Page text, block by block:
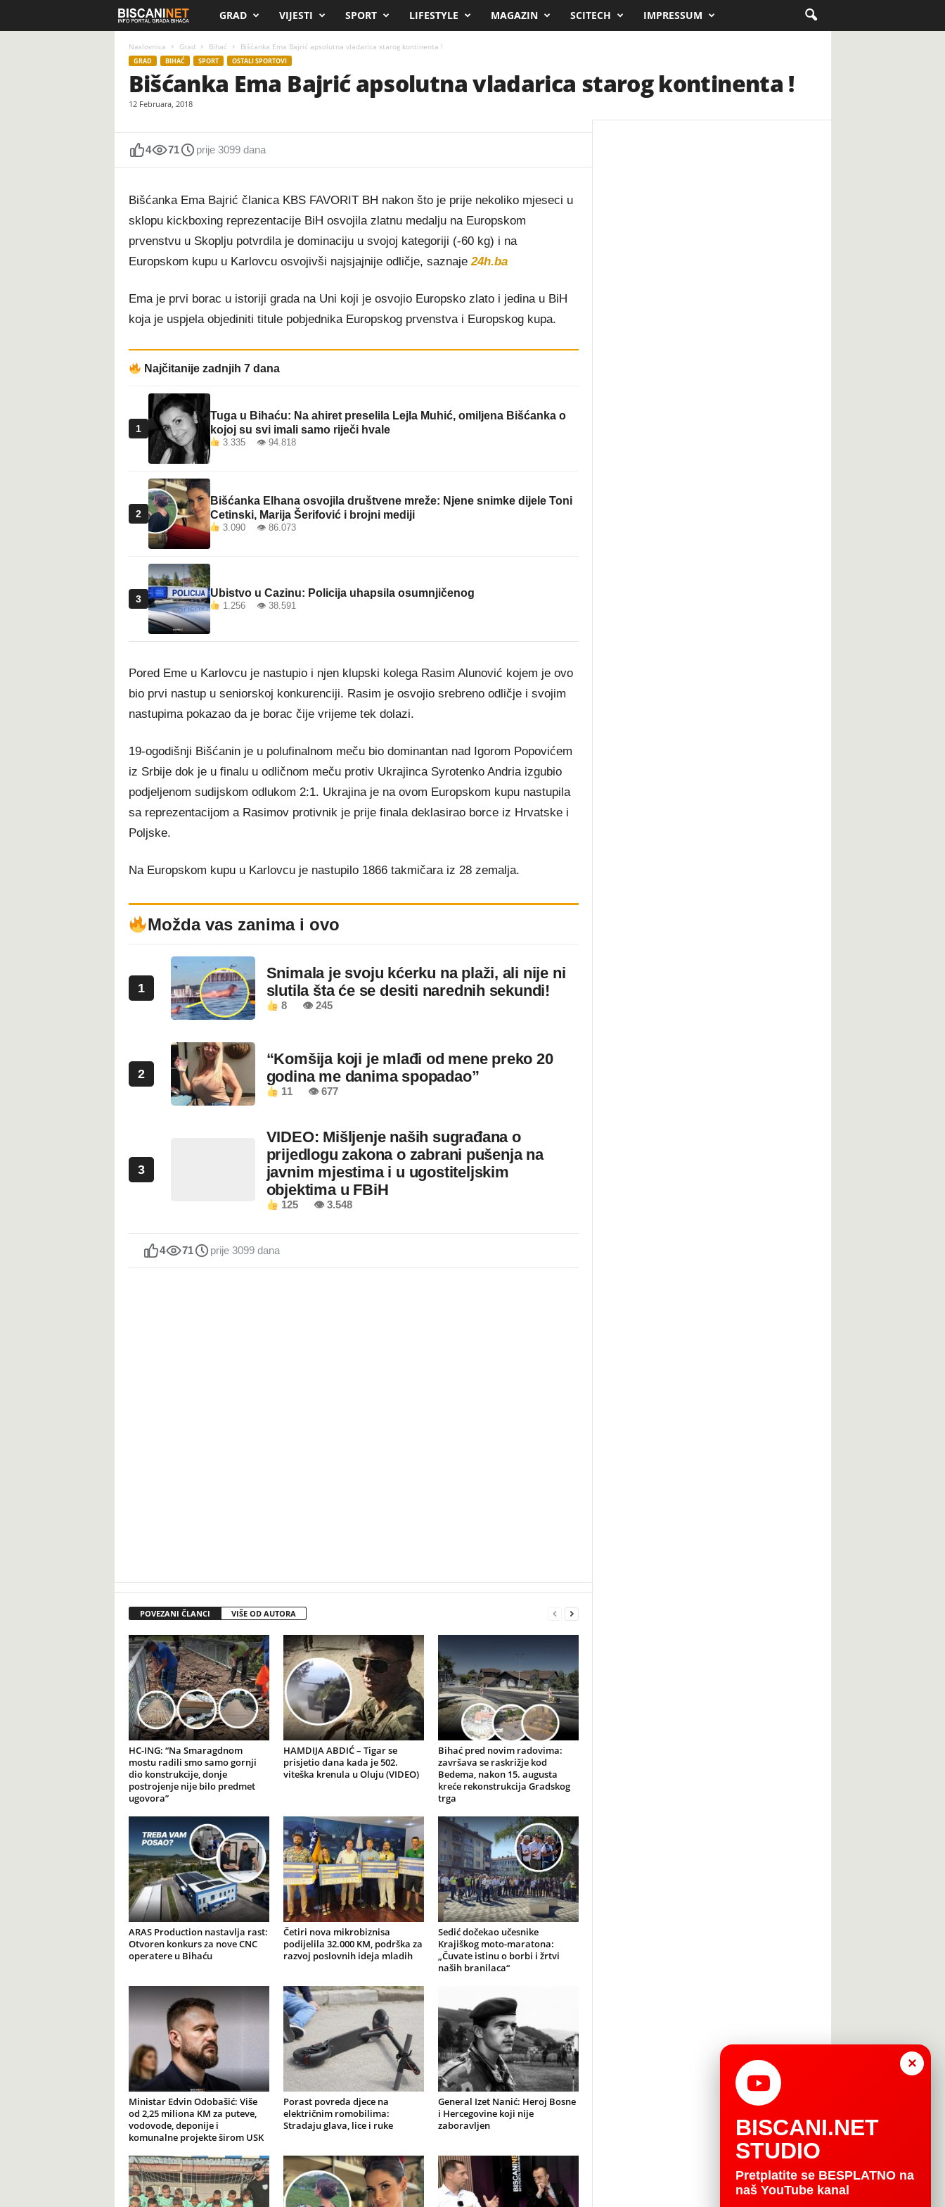
i
n
n
t
GRAD VIJESTI SPORT LIFESTYLE MAGAZIN SCITECH IMPRESSUM
Naslovnica Grad Bihać Bišćanka Ema Bajrić apsolutna vladarica starog kontinenta !
GRAD BIHAĆ SPORT OSTALI SPORTOVI
Bišćanka Ema Bajrić apsolutna vladarica starog kontinenta !
12 Februara, 2018
4 71 prije 3099 dana
Bišćanka Ema Bajrić članica KBS FAVORIT BH nakon što je prije nekoliko mjeseci u
sklopu kickboxing reprezentacije BiH osvojila zlatnu medalju na Europskom
prvenstvu u Skoplju potvrdila je dominaciju u svojoj kategoriji (-60 kg) i na
Europskom kupu u Karlovcu osvojivši najsjajnije odličje, saznaje24h.ba
Ema je prvi borac u istoriji grada na Uni koji je osvojio Europsko zlato i jedina u BiH
koja je uspjela objediniti titule pobjednika Europskog prvenstva i Europskog kupa.
Najčitanije zadnjih 7 dana
1
Tuga u Bihaću: Na ahiret preselila Lejla Muhić, omiljena Bišćanka o
kojoj su svi imali samo riječi hvale
3.335 👁 94.818
2
Bišćanka Elhana osvojila društvene mreže: Njene snimke dijele Toni
Cetinski, Marija Šerifović i brojni mediji
3.090 👁 86.073
3 Ubistvo u Cazinu: Policija uhapsila osumnjičenog
1.256 👁 38.591
Pored Eme u Karlovcu je nastupio i njen klupski kolega Rasim Alunović kojem je ovo
bio prvi nastup u seniorskoj konkurenciji. Rasim je osvojio srebreno odličje i svojim
nastupima pokazao da je borac čije vrijeme tek dolazi.
19-ogodišnji Bišćanin je u polufinalnom meču bio dominantan nad Igorom Popovićem
iz Srbije dok je u finalu u odličnom meču protiv Ukrajinca Syrotenko Andria izgubio
podjeljenom sudijskom odlukom 2:1. Ukrajina je na ovom Europskom kupu nastupila
sa reprezentacijom a Rasimov protivnik je prije finala deklasirao borce iz Hrvatske i
Poljske.
Na Europskom kupu u Karlovcu je nastupilo 1866 takmičara iz 28 zemalja.
Možda vas zanima i ovo
1
Snimala je svoju kćerku na plaži, ali nije ni
slutila šta će se desiti narednih sekundi!
8 👁 245
2
“Komšija koji je mlađi od mene preko 20
godina me danima spopadao”
11 👁 677
3
VIDEO: Mišljenje naših sugrađana o
prijedlogu zakona o zabrani pušenja na
javnim mjestima i u ugostiteljskim
objektima u FBiH
125 👁 3.548
4 71 prije 3099 dana
POVEZANI ČLANCI VIŠE OD AUTORA
HC-ING: “Na Smaragdnom
mostu radili smo samo gornji
dio konstrukcije, donje
postrojenje nije bilo predmet
ugovora”
HAMDIJA ABDIĆ – Tigar se
prisjetio dana kada je 502.
viteška krenula u Oluju (VIDEO)
Bihać pred novim radovima:
završava se raskrižje kod
Bedema, nakon 15. augusta
kreće rekonstrukcija Gradskog
trga
ARAS Production nastavlja rast:
Otvoren konkurs za nove CNC
operatere u Bihaću
Četiri nova mikrobiznisa
podijelila 32.000 KM, podrška za
razvoj poslovnih ideja mladih
Sedić dočekao učesnike
Krajiškog moto-maratona:
„Čuvate istinu o borbi i žrtvi
naših branilaca“
Ministar Edvin Odobašić: Više
od 2,25 miliona KM za puteve,
vodovode, deponije i
komunalne projekte širom USK
Porast povreda djece na
električnim romobilima:
Stradaju glava, lice i ruke
General Izet Nanić: Heroj Bosne
i Hercegovine koji nije
zaboravljen
×
BISCANI.NET
STUDIO
Pretplatite se BESPLATNO na
naš YouTube kanal